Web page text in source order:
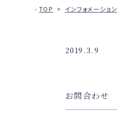
TOP インフォメーション
2019.3.9
お問合わせ